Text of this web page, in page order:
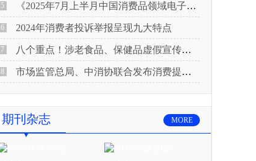
5 《2025年7月上半月中国消费品领域电子电器行业产品质量投诉分析报告》
6 2024年消费者投诉举报呈现九大特点
7 八个重点！涉老食品、保健品虚假宣传识别技巧
8 市场监管总局、中消协联合发布消费提示：关注检测报告：果蔬安全的“通行证”
期刊杂志 MORE